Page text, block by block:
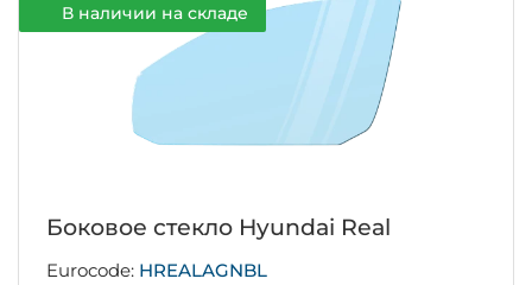
В наличии на складе
Боковое стекло Hyundai Real
Eurocode: HREALAGNBL